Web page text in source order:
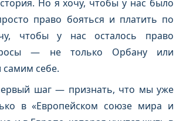
Но я хочу, чтобы у нас было
право бояться и платить по
чтобы у нас осталось право
— не только Орбану или
себе.
шаг — признать, что мы уже
в «Европейском союзе мира и